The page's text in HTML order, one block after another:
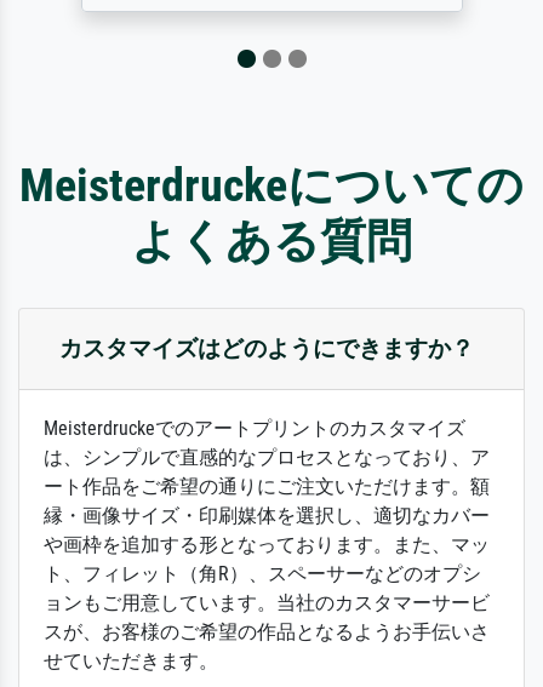
Meisterdruckeについての
よくある質問
カスタマイズはどのようにできますか？
Meisterdruckeでのアートプリントのカスタマイズ
は、シンプルで直感的なプロセスとなっており、ア
ート作品をご希望の通りにご注文いただけます。額
縁・画像サイズ・印刷媒体を選択し、適切なカバー
や画枠を追加する形となっております。また、マッ
ト、フィレット（角R）、スペーサーなどのオプシ
ョンもご用意しています。当社のカスタマーサービ
スが、お客様のご希望の作品となるようお手伝いさ
せていただきます。